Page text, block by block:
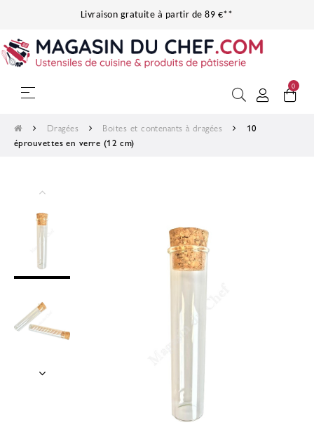
Livraison gratuite à partir de 89 €**
Basculer la navigation
☰ 0
Dragées Boites et contenants à dragées
10
éprouvettes en verre (12 cm)